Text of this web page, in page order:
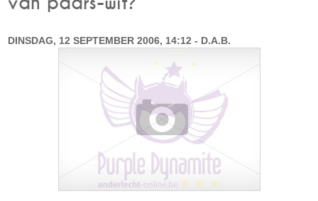
DINSDAG, 12 SEPTEMBER 2006, 14:12 - D.A.B.